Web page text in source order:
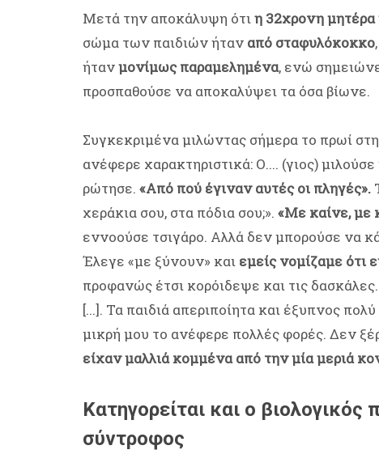
Μετά την αποκάλυψη ότιη 32χρονη μητέρα
σώμα των παιδιών ήταν από σταφυλόκοκκο
ήτανμονίμως παραμελημένα, ενώ
προσπαθούσε να αποκαλύψει τα όσα βίωνε.
Συγκεκριμένα μιλώντας σήμερα το πρωί
ανέφερε χαρακτηριστικά: Ο.... (γιος)
ρώτησε. «Από πού έγιναν αυτές οι πληγές».
χεράκια σου, στα πόδια σου;». «Με καίνε, με
εννοούσε τσιγάρο. Αλλά δεν μπορούσε να
Έλεγε «με ξύνουν» και εμείς νομίζαμε ότι
προφανώς έτσι κορόιδεψε και τις
[...]. Τα παιδιά απεριποίητα και έξυπνος
μικρή μου το ανέφερε πολλές φορές. Δεν
είχαν μαλλιά κομμένα από την μία μεριά
Κατηγορείται και ο
σύντροφος